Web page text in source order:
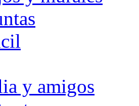
y amigos